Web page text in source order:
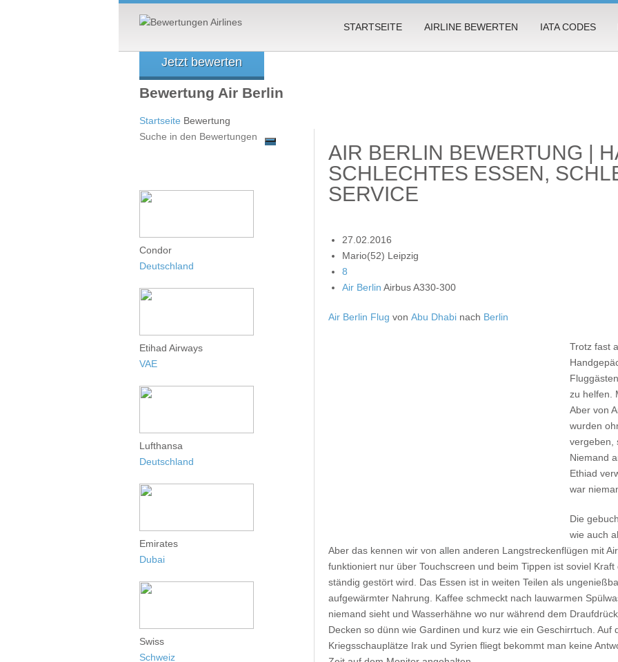
STARTSEITE AIRLINE BEWERTEN IATA CODES
Jetzt bewerten
Bewertung Air Berlin
Startseite Bewertung
AIR BERLIN BEWERTUNG |
SCHLECHTES ESSEN,
SERVICE
27.02.2016
Mario(52) Leipzig
8
Air Berlin Airbus A330-300
Air Berlin Flug vonAbu Dhabi nach Berlin
Trotz fast
zu helfen.
Aber von
wurden
vergeben,
Niemand
Ethiad
war
Die
wie auch
Aber das kennen wir von allen anderen Langstreckenflügen mit
funktioniert nur über Touchscreen und beim Tippen ist soviel
ständig gestört wird. Das Essen ist in weiten Teilen als
aufgewärmter Nahrung. Kaffee schmeckt nach lauwarmen
niemand sieht und Wasserhähne wo nur während dem
Decken so dünn wie Gardinen und kurz wie ein Geschirrtuch. Auf
Kriegsschauplätze Irak und Syrien fliegt bekommt man keine
Condor
Deutschland
Etihad Airways
VAE
Lufthansa
Deutschland
Emirates
Dubai
Swiss
Schweiz